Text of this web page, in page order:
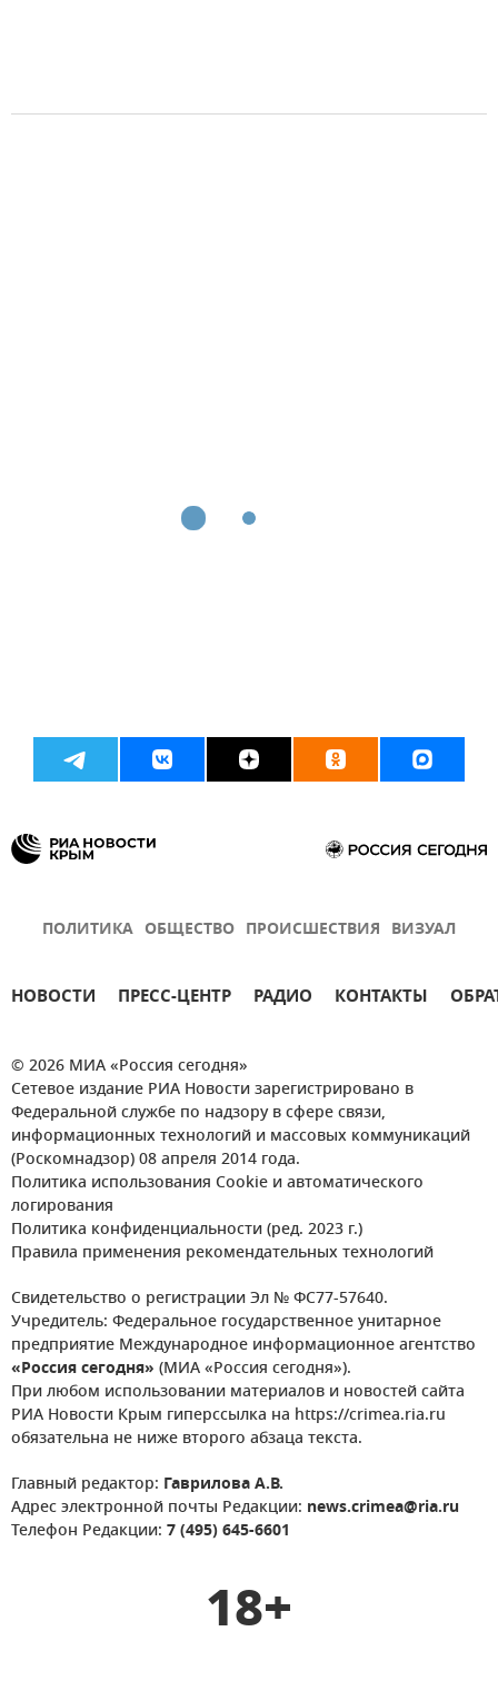
ПОЛИТИКА ОБЩЕСТВО ПРОИСШЕСТВИЯ ВИЗУАЛ
НОВОСТИ ПРЕСС-ЦЕНТР РАДИО КОНТАКТЫ
© 2026 МИА «Россия сегодня»
Сетевое издание РИА Новости зарегистрировано в
Федеральной службе по надзору в сфере связи,
информационных технологий и массовых коммуникаций
(Роскомнадзор) 08 апреля 2014 года.
Политика использования Cookie и автоматического
логирования
Политика конфиденциальности (ред. 2023 г.)
Правила применения рекомендательных технологий
Свидетельство о регистрации Эл № ФС77-57640.
Учредитель: Федеральное государственное унитарное
предприятие Международное информационное агентство
«Россия сегодня» (МИА «Россия сегодня»).
При любом использовании материалов и новостей сайта
РИА Новости Крым гиперссылка на https://crimea.ria.ru
обязательна не ниже второго абзаца текста.
Главный редактор: Гаврилова А.В.
Адрес электронной почты Редакции: news.crimea@ria.ru
Телефон Редакции: 7 (495) 645-6601
18+